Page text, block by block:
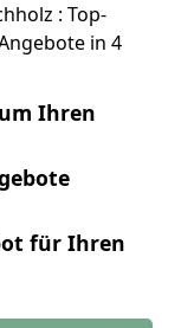
: Top-
in 4
Ihren
für Ihren